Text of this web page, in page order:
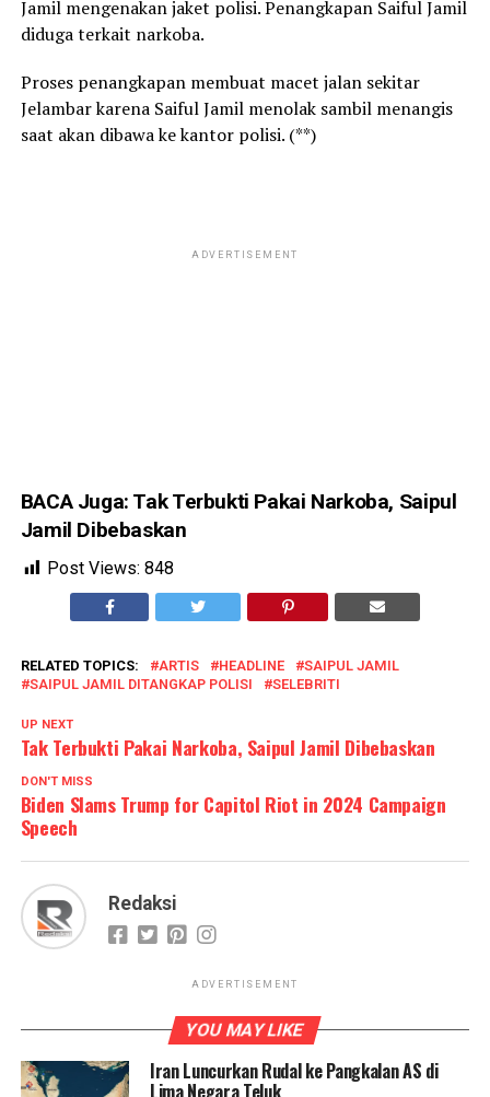
Jamil mengenakan jaket polisi. Penangkapan Saiful Jamil
diduga terkait narkoba.
Proses penangkapan membuat macet jalan sekitar
Jelambar karena Saiful Jamil menolak sambil menangis
saat akan dibawa ke kantor polisi. (**)
ADVERTISEMENT
BACA Juga: Tak Terbukti Pakai Narkoba, Saipul
Jamil Dibebaskan
Post Views: 848
RELATED TOPICS: ARTIS HEADLINE
SAIPUL JAMIL
SAIPUL JAMIL DITANGKAP POLISI
SELEBRITI
UP NEXT
Tak Terbukti Pakai Narkoba, Saipul Jamil Dibebaskan
DON'T MISS
Biden Slams Trump for Capitol Riot in 2024 Campaign
Speech
Redaksi
ADVERTISEMENT
YOU MAY LIKE
Iran Luncurkan Rudal ke Pangkalan AS di
Lima Negara Teluk